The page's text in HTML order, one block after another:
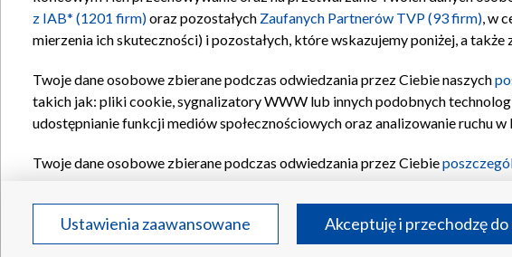
z IAB* (1201 firm)oraz pozostałych Zaufanych Partnerów TVP (93 firm), w
mierzenia ich skuteczności) i pozostałych, które wskazujemy poniżej, a
Twoje dane osobowe zbierane podczas odwiedzania przez Ciebie naszych
takich jak: pliki cookie, sygnalizatory WWW lub innych podobnych
udostępnianie funkcji mediów społecznościowych oraz analizowanie ruchu w
Twoje dane osobowe zbierane podczas odwiedzania przez Ciebie
Partnerów TVPdla realizacji następujących celów i funkcji: przechowywania
reklam, tworzenia profilu spersonalizowanych reklam, tworzenia profilu
treści, stosowania badań rynkowych w celu generowania opinii odbiorców,
Ustawienia zaawansowane Akceptuję i przechodzę